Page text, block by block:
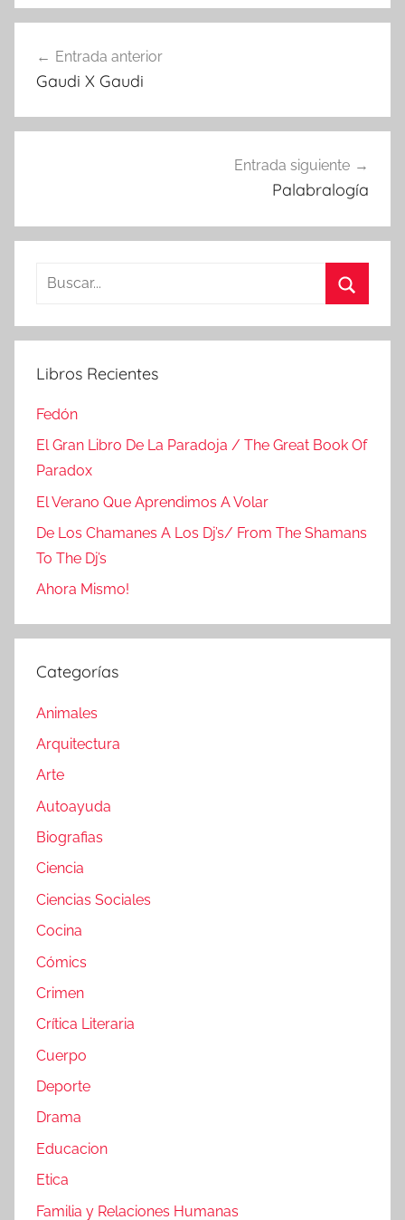
de
Entrada anterior
Gaudi X Gaudi
Entrada siguiente
Palabralogía
Buscar:
Libros Recientes
Fedón
El Gran Libro De La Paradoja / The Great Book Of
Paradox
El Verano Que Aprendimos A Volar
De Los Chamanes A Los Dj’s/ From The Shamans
To The Dj’s
Ahora Mismo!
Categorías
Animales
Arquitectura
Arte
Autoayuda
Biografias
Ciencia
Ciencias Sociales
Cocina
Cómics
Crimen
Crítica Literaria
Cuerpo
Deporte
Drama
Educacion
Etica
Familia y Relaciones Humanas